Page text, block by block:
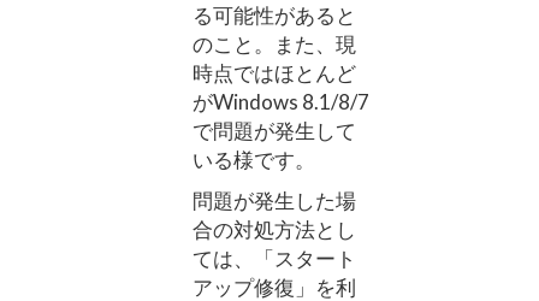
る可能性があると
のこと。また、現
時点ではほとんど
がWindows 8.1/8/7
で問題が発生して
いる様です。
問題が発生した場
合の対処方法とし
ては、「スタート
アップ修復」を利